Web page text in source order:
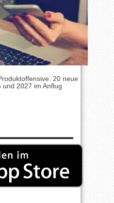
20 neue
2027 im Anflug